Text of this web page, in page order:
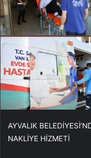
AYVALIK
NAKLİYE HİZMETİ